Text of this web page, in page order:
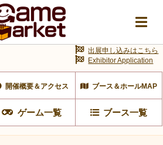
開催概要＆アクセス ブース＆ホールMAP
ゲーム一覧 ブース一覧
出展申し込みはこちら
Exhibitor Application